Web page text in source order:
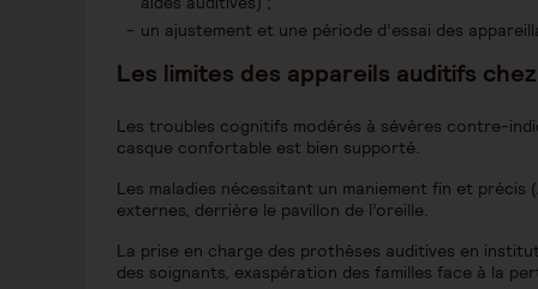
un ajustement et une période d’essai des
Les limites des appareils auditifs
Les troubles cognitifs modérés à sévères contre-
casque confortable est bien supporté.
Les maladies nécessitant un maniement fin et
externes, derrière le pavillon de l’oreille.
La prise en charge des prothèses auditives en
des soignants, exaspération des familles face à la